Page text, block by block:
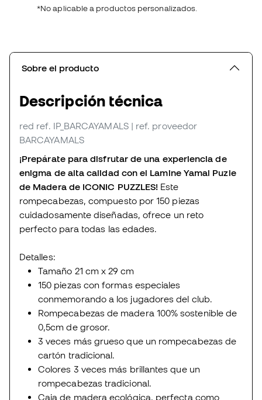
*No aplicable a productos personalizados.
Sobre el producto
Descripción técnica
red ref. IP_BARCAYAMALS | ref. proveedor
BARCAYAMALS
¡Prepárate para disfrutar de una experiencia de
enigma de alta calidad con el Lamine Yamal Puzle
de Madera de ICONIC PUZZLES! Este
rompecabezas, compuesto por 150 piezas
cuidadosamente diseñadas, ofrece un reto
perfecto para todas las edades.
Detalles:
Tamaño 21 cm x 29 cm
150 piezas con formas especiales
conmemorando a los jugadores del club.
Rompecabezas de madera 100% sostenible de
0,5cm de grosor.
3 veces más grueso que un rompecabezas de
cartón tradicional.
Colores 3 veces más brillantes que un
rompecabezas tradicional.
Caja de madera ecológica, perfecta como